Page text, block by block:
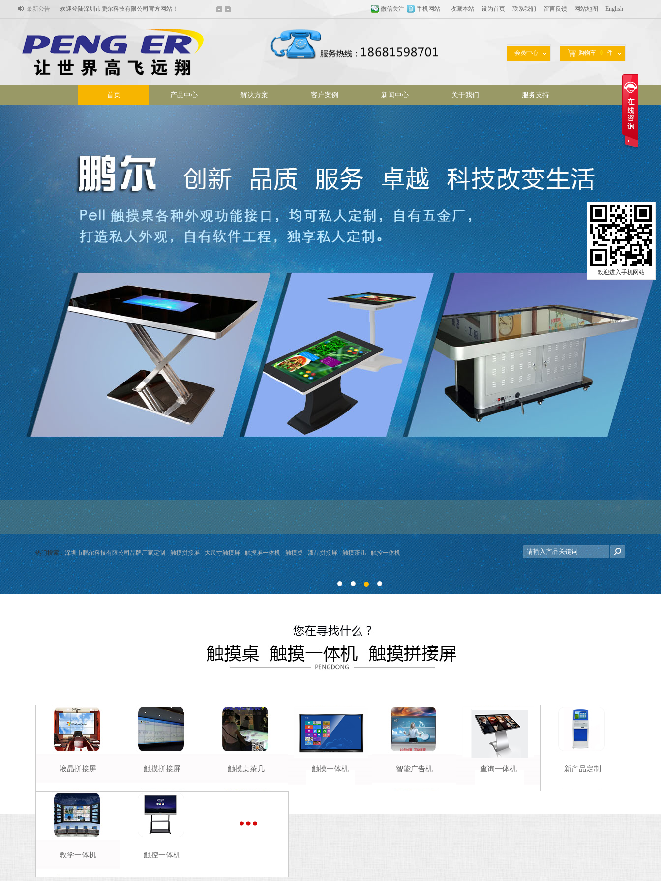
欢迎进入手机网站
最新公告
欢迎进入触摸时代设备定制专业厂家
欢迎登陆深圳市鹏尔科技有限公司官方网站！
English
网站地图
留言反馈
联系我们
设为首页
收藏本站
微信关注 手机网站
购物车 0 件
会员中心
首页 产品中心 解决方案 客户案例 新闻中心 关于我们 服务支持
百叶窗图片载入中
热门搜索：深圳市鹏尔科技有限公司品牌厂家定制 触摸拼接屏 大尺寸触摸屏 触摸屏一体机 触摸桌 液晶拼接屏 触摸茶几 触控一体机
液晶拼接屏 触摸拼接屏 触摸桌茶几 触摸一体机 智能广告机 查询一体机 新产品定制
教学一体机 触控一体机